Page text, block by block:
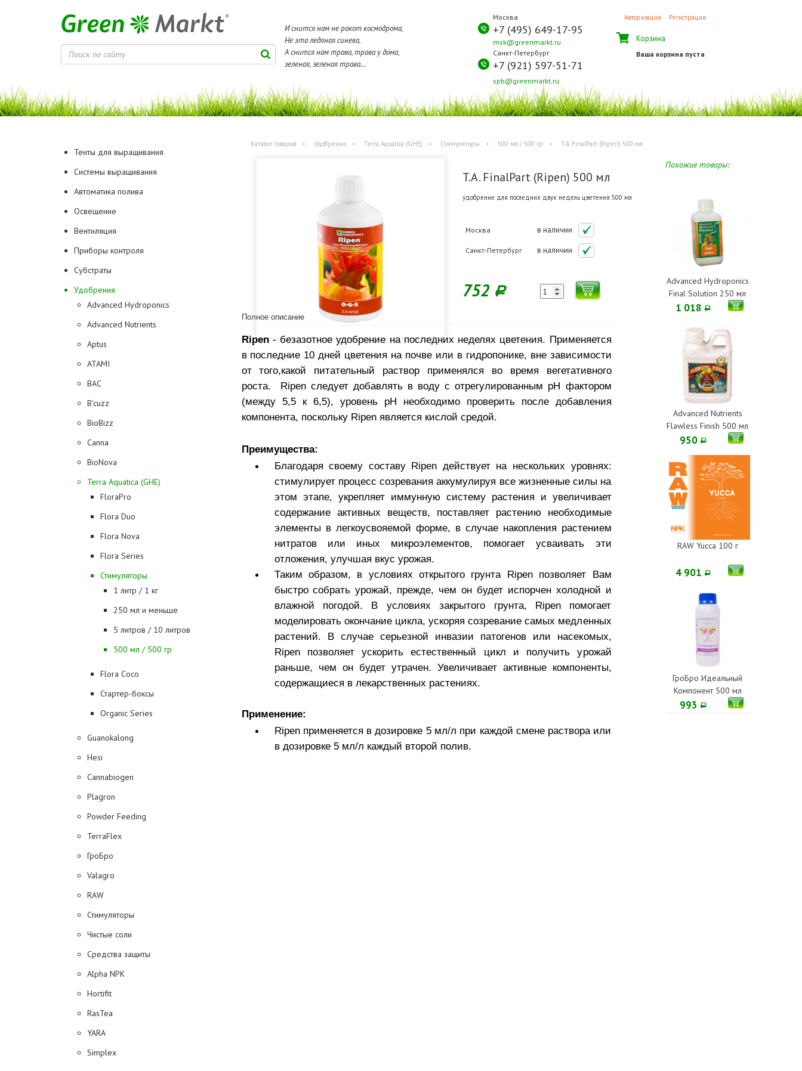
И снится нам не рокот космодрома,
Не эта ледяная синева,
А снится нам трава, трава у дома,
зеленая, зеленая трава...
Москва
+7 (495) 649-17-95
msk@greenmarkt.ru
Санкт-Петербург
+7 (921) 597-51-71
spb@greenmarkt.ru
Авторизация Регистрация
Корзина
Ваша корзина пуста
Тенты для выращивания
Системы выращивания
Автоматика полива
Освещение
Вентиляция
Приборы контроля
Субстраты
Удобрения
Advanced Hydroponics
Advanced Nutrients
Aptus
ATAMI
BAC
B'cuzz
BioBizz
Canna
BioNova
Terra Aquatica (GHE)
FloraPro
Flora Duo
Flora Nova
Flora Series
Стимуляторы
1 литр / 1 кг
250 мл и меньше
5 литров / 10 литров
500 мл / 500 гр
Flora Coco
Стартер-боксы
Organic Series
Guanokalong
Hesi
Cannabiogen
Plagron
Powder Feeding
TerraFlex
ГроБро
Valagro
RAW
Стимуляторы
Чистые соли
Средства защиты
Alpha NPK
Hortifit
RasTea
YARA
Simplex
Каталог товаров Удобрения Terra Aquatica (GHE) Стимуляторы 500 мл / 500 гр T.A. FinalPart (Ripen) 500 мл
T.A. FinalPart (Ripen) 500 мл
удобрение для последних двух недель цветения 500 мл
Москва в наличии
Санкт-Петербург в наличии
752 Р
Похожие товары:
Advanced Hydroponics
Final Solution 250 мл
1 018Р
Advanced Nutrients
Flawless Finish 500 мл
950Р
RAW Yucca 100 г
4 901Р
ГроБро Идеальный
Компонент 500 мл
993Р
Полное описание
Ripen- безазотное удобрение на последних неделях цветения. Применяется
в последние 10 дней цветения на почве или в гидропонике, вне зависимости
от того,какой питательный раствор применялся во время вегетативного
роста. Ripen следует добавлять в воду с отрегулированным pH фактором
(между 5,5 к 6,5), уровень рН необходимо проверить после добавления
компонента, поскольку Ripen является кислой средой.
Преимущества:
Благодаря своему составу Ripen действует на нескольких уровнях:
стимулирует процесс созревания аккумулируя все жизненные силы на
этом этапе, укрепляет иммунную систему растения и увеличивает
содержание активных веществ, поставляет растению необходимые
элементы в легкоусвояемой форме, в случае накопления растением
нитратов или иных микроэлементов, помогает усваивать эти
отложения, улучшая вкус урожая.
Таким образом, в условиях открытого грунта Ripen позволяет Вам
быстро собрать урожай, прежде, чем он будет испорчен холодной и
влажной погодой. В условиях закрытого грунта, Ripen помогает
моделировать окончание цикла, ускоряя созревание самых медленных
растений. В случае серьезной инвазии патогенов или насекомых,
Ripen позволяет ускорить естественный цикл и получить урожай
раньше, чем он будет утрачен. Увеличивает активные компоненты,
содержащиеся в лекарственных растениях.
Применение:
Ripen применяется в дозировке 5 мл/л при каждой смене раствора или
в дозировке 5 мл/л каждый второй полив.